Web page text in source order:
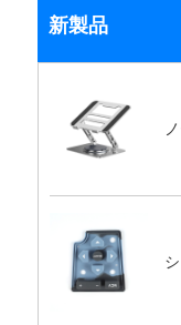
新製品